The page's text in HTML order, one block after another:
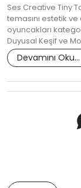
Ses Creative Tiny
temasını estetik
oyuncakları
Duyusal Keşif ve
Devamını Oku...